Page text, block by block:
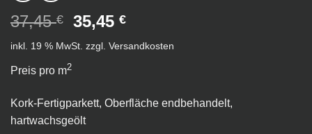
37,45€
Ursprünglicher
Preis
war:
35,45€Aktueller
Preis
ist:
inkl. 19 % MwSt. zzgl. Versandkosten
Preis pro m2
Kork-Fertigparkett, Oberfläche endbehandelt,
hartwachsgeölt